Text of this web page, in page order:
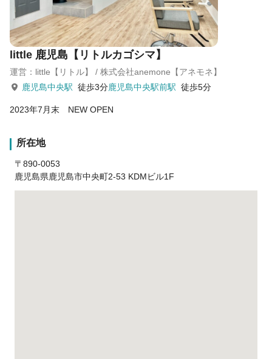
little 鹿児島【リトルカゴシマ】
運営：little【リトル】 / 株式会社anemone【アネモネ】
鹿児島中央駅 徒歩3分鹿児島中央駅前駅 徒歩5分
2023年7月末 NEW OPEN
所在地
〒890-0053
鹿児島県鹿児島市中央町2-53 KDMビル1F